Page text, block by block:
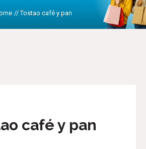
//Tostao café y pan
café y pan